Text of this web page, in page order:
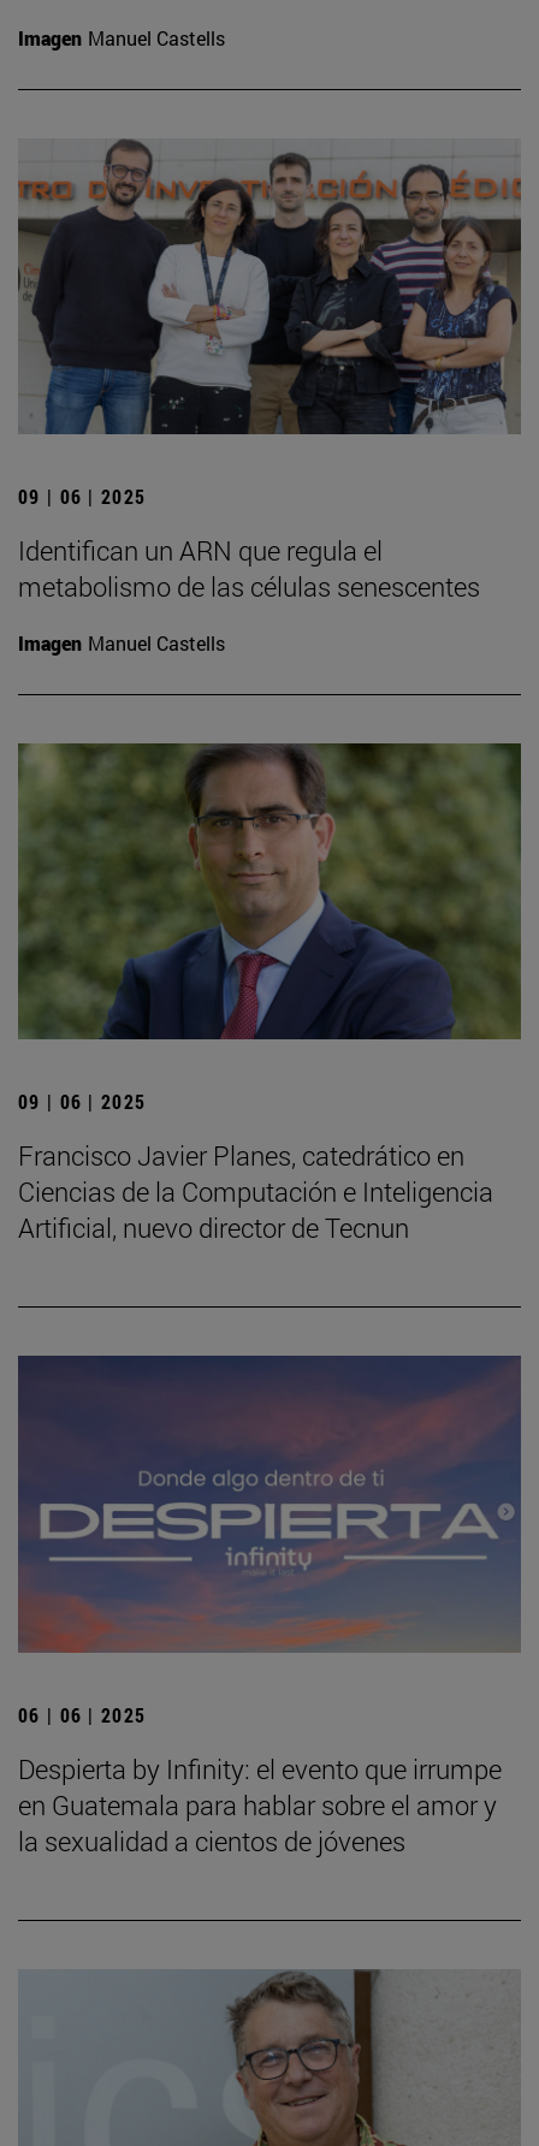
Imagen Manuel Castells
09 | 06 | 2025
Identifican un ARN que regula el
metabolismo de las células senescentes
Imagen Manuel Castells
09 | 06 | 2025
Francisco Javier Planes, catedrático en
Ciencias de la Computación e Inteligencia
Artificial, nuevo director de Tecnun
06 | 06 | 2025
Despierta by Infinity: el evento que irrumpe
en Guatemala para hablar sobre el amor y
la sexualidad a cientos de jóvenes